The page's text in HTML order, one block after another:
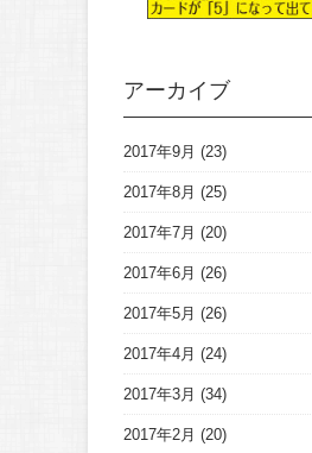
アーカイブ
2017年9月 (23)
2017年8月 (25)
2017年7月 (20)
2017年6月 (26)
2017年5月 (26)
2017年4月 (24)
2017年3月 (34)
2017年2月 (20)